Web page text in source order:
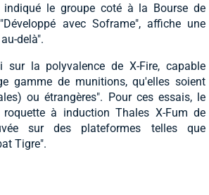
indiqué le groupe coté à la Bourse de
avec Soframe", affiche une
delà".
sur la polyvalence de X-Fire, capable
gamme de munitions, qu'elles soient
ou étrangères". Pour ces essais, le
à induction Thales X-Fum de
sur des plateformes telles que
Tigre".